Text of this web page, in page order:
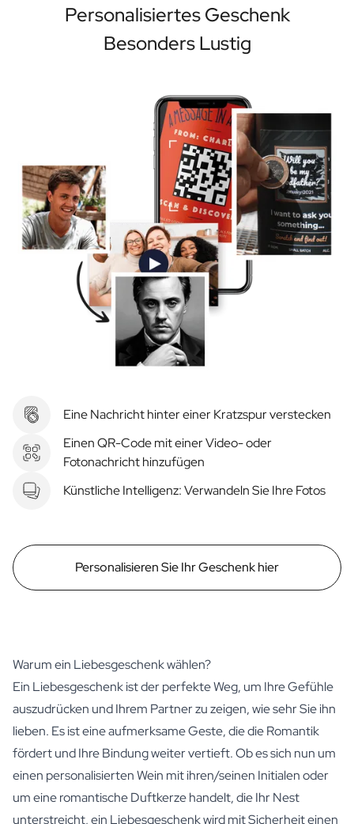
Personalisiertes Geschenk
Besonders Lustig
Eine Nachricht hinter einer Kratzspur verstecken
Einen QR-Code mit einer Video- oder
Fotonachricht hinzufügen
Künstliche Intelligenz: Verwandeln Sie Ihre Fotos
Personalisieren Sie Ihr Geschenk hier
Warum ein Liebesgeschenk wählen?
Ein Liebesgeschenk ist der perfekte Weg, um Ihre Gefühle
auszudrücken und Ihrem Partner zu zeigen, wie sehr Sie ihn
lieben. Es ist eine aufmerksame Geste, die die Romantik
fördert und Ihre Bindung weiter vertieft. Ob es sich nun um
einen personalisierten Wein mit ihren/seinen Initialen oder
um eine romantische Duftkerze handelt, die Ihr Nest
unterstreicht, ein Liebesgeschenk wird mit Sicherheit einen